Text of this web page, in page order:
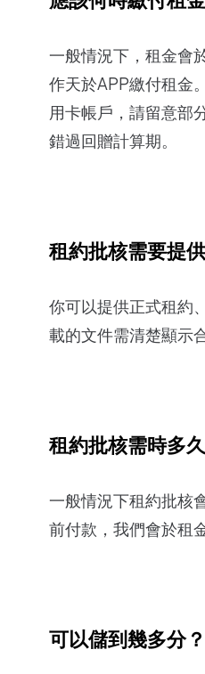
一般情況下，租金會
作天於APP繳付租金
用卡帳戶，請留意部
錯過回贈計算期。
租約批核需要提
你可以提供正式租約
載的文件需清楚顯示
租約批核需時多
一般情況下租約批核
前付款，我們會於租
可以儲到幾多分？